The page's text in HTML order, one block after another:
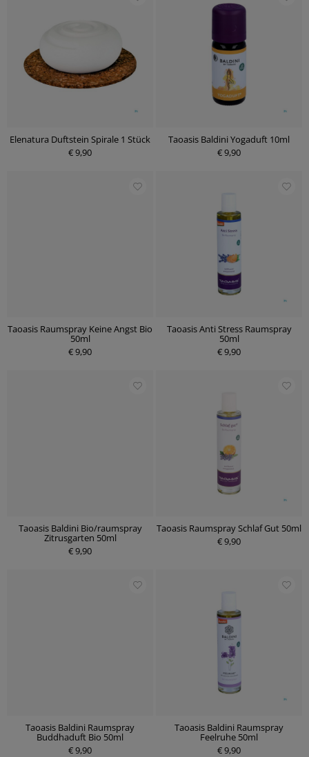
Elenatura Duftstein Spirale 1 Stück
€ 9,90
Taoasis Baldini Yogaduft 10ml
€ 9,90
Taoasis Raumspray Keine Angst Bio
50ml
€ 9,90
Taoasis Anti Stress Raumspray
50ml
€ 9,90
Taoasis Baldini Bio/raumspray
Zitrusgarten 50ml
€ 9,90
Taoasis Raumspray Schlaf Gut 50ml
€ 9,90
Taoasis Baldini Raumspray
Buddhaduft Bio 50ml
€ 9,90
Taoasis Baldini Raumspray
Feelruhe 50ml
€ 9,90